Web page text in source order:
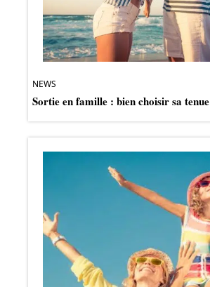
NEWS
Sortie en famille : bien choisir sa tenue